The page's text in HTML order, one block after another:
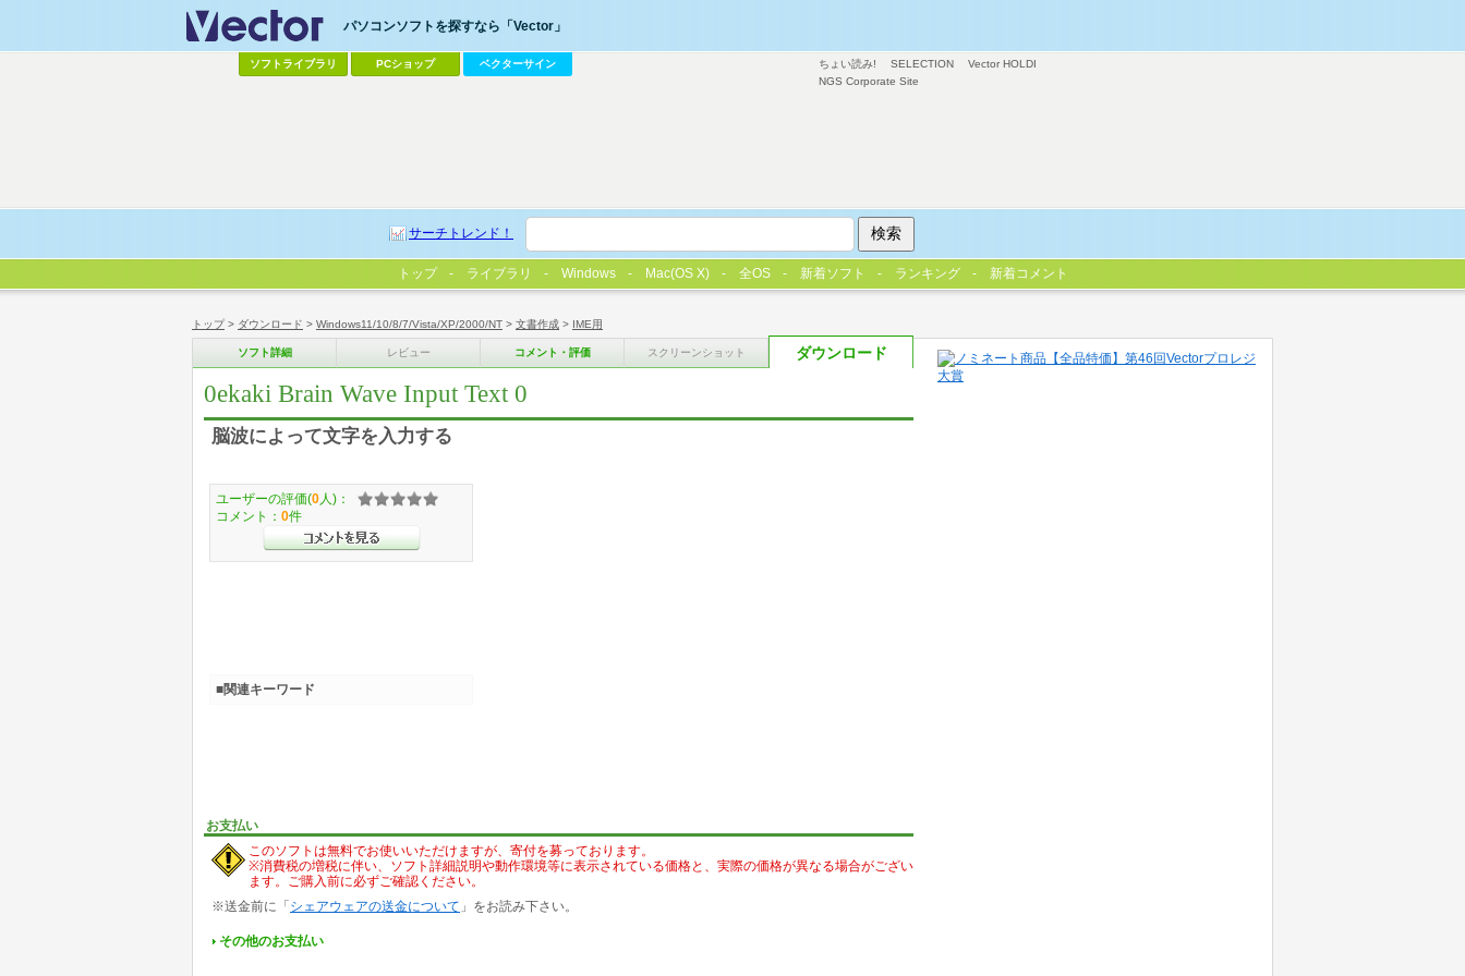
トップ> ダウンロード > Windows11/10/8/7/Vista/XP/2000/NT > 文書作成 > IME用
ソフト詳細 レビュー コメント・評価 スクリーンショット ダウンロード
0ekaki Brain Wave Input Text 0
脳波によって文字を入力する
お支払い
このソフトは無料でお使いいただけますが、寄付を募っております。
※消費税の増税に伴い、ソフト詳細説明や動作環境等に表示されている価格と、実際の価格が異なる場合がござい
ます。ご購入前に必ずご確認ください。
※送金前に「シェアウェアの送金について 」をお読み下さい。
その他のお支払い
ユーザーの評価(0 人)：
コメント： 0件
■関連キーワード
ちょい読み! SELECTION
Vector HOLDI
NGS Corporate Site
パソコンソフトを探すなら「Vector」
ソフトライブラリ PCショップ ベクターサイン
サーチトレンド！
トップ ライブラリ Windows Mac(OS X) 全OS 新着ソフト ランキング 新着コメント